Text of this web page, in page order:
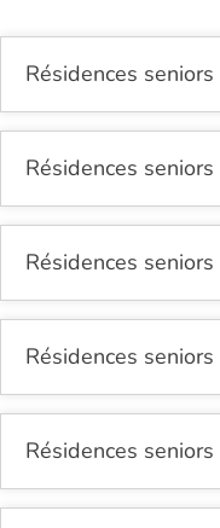
Résidences
Résidences
Résidences
Résidences
Résidences